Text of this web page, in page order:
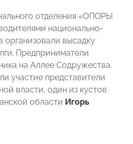
отделения «ОПОРЫ
национально-
организовали высадку
Предприниматели
на Аллее Содружества.
участие представители
власти, один из кустов
области Игорь